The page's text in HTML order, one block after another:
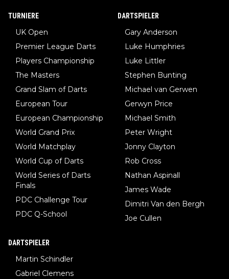
TURNIERE
UK Open
Premier League Darts
Players Championship
The Masters
Grand Slam of Darts
European Tour
European Championship
World Grand Prix
World Matchplay
World Cup of Darts
World Series of Darts
Finals
PDC Challenge Tour
PDC Q-School
DARTSPIELER
Gary Anderson
Luke Humphries
Luke Littler
Stephen Bunting
Michael van Gerwen
Gerwyn Price
Michael Smith
Peter Wright
Jonny Clayton
Rob Cross
Nathan Aspinall
James Wade
Dimitri Van den Bergh
Joe Cullen
DARTSPIELER
Martin Schindler
Gabriel Clemens